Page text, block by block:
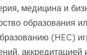
медицина и
образования
(HEC)
аккредитацией